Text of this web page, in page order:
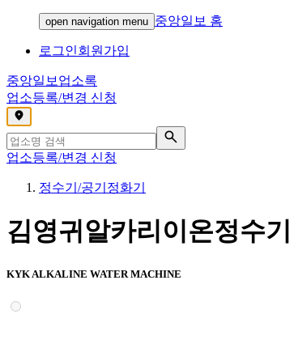
open navigation menu 중앙일보 홈
로그인회원가입
중앙일보 업소록
업소등록/변경 신청
,
업소등록/변경 신청
정수기/공기정화기
김영귀알카리이온정수기
KYK ALKALINE WATER MACHINE